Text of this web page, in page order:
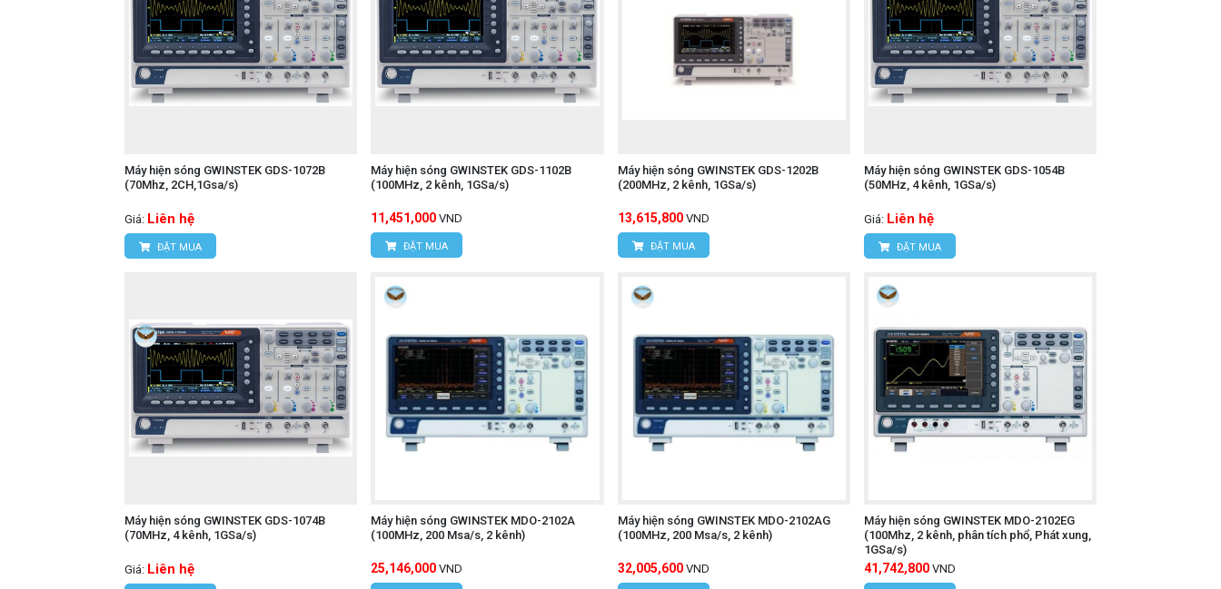
Máy hiện sóng GWINSTEK GDS-1072B
(70Mhz, 2CH,1Gsa/s)
Giá: Liên hệ
ĐẶT MUA
Máy hiện sóng GWINSTEK GDS-1102B
(100MHz, 2 kênh, 1GSa/s)
11,451,000 VND
ĐẶT MUA
Máy hiện sóng GWINSTEK GDS-1202B
(200MHz, 2 kênh, 1GSa/s)
13,615,800 VND
ĐẶT MUA
Máy hiện sóng GWINSTEK GDS-1054B
(50MHz, 4 kênh, 1GSa/s)
Giá: Liên hệ
ĐẶT MUA
Máy hiện sóng GWINSTEK GDS-1074B
(70MHz, 4 kênh, 1GSa/s)
Giá: Liên hệ
Máy hiện sóng GWINSTEK MDO-2102A
(100MHz, 200 Msa/s, 2 kênh)
25,146,000 VND
Máy hiện sóng GWINSTEK MDO-2102AG
(100MHz, 200 Msa/s, 2 kênh)
32,005,600 VND
Máy hiện sóng GWINSTEK MDO-2102EG
(100Mhz, 2 kênh, phân tích phổ, Phát xung,
1GSa/s)
41,742,800 VND